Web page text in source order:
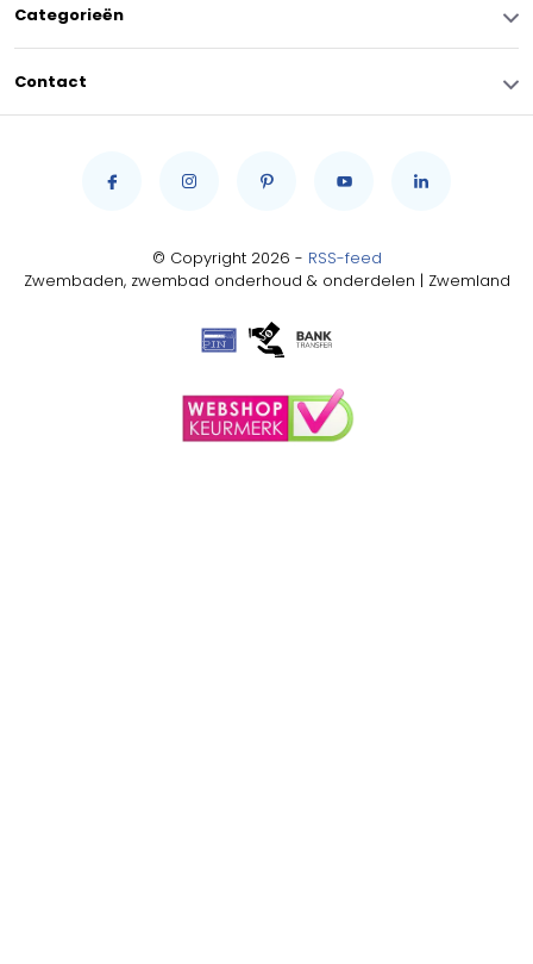
Categorieën
Contact
© Copyright 2026 - RSS-feed
Zwembaden, zwembad onderhoud & onderdelen | Zwemland